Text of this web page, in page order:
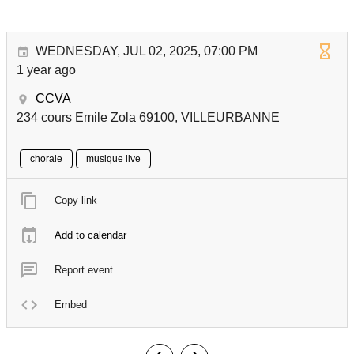
WEDNESDAY, JUL 02, 2025, 07:00 PM
1 year ago
CCVA
234 cours Emile Zola 69100, VILLEURBANNE
chorale musique live
Copy link
Add to calendar
Report event
Embed